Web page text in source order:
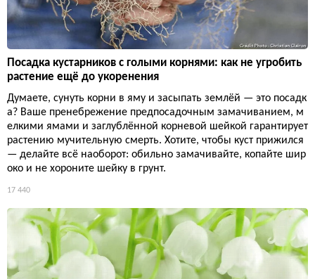
Посадка кустарников с голыми корнями: как не угробить
растение ещё до укоренения
Думаете, сунуть корни в яму и засыпать землёй — это посадк
а? Ваше пренебрежение предпосадочным замачиванием, м
елкими ямами и заглублённой корневой шейкой гарантирует
растению мучительную смерть. Хотите, чтобы куст прижился
— делайте всё наоборот: обильно замачивайте, копайте шир
око и не хороните шейку в грунт.
17 440